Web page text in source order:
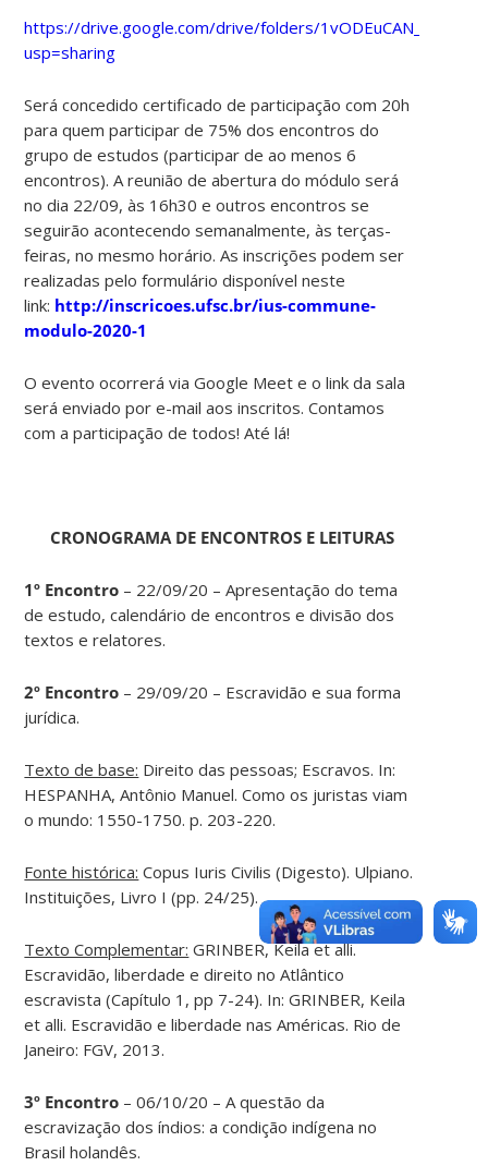
https://drive.google.com/drive/folders/
usp=sharing
Será concedido certificado de participação com 20h
para quem participar de 75% dos encontros do
grupo de estudos (participar de ao menos 6
encontros). A reunião de abertura do módulo será
no dia 22/09, às 16h30 e outros encontros se
seguirão acontecendo semanalmente, às terças-
feiras, no mesmo horário. As inscrições podem ser
realizadas pelo formulário disponível neste
link: http://inscricoes.ufsc.br/ius-commune-
modulo-2020-1
O evento ocorrerá via Google Meet e o link da sala
será enviado por e-mail aos inscritos. Contamos
com a participação de todos! Até lá!
CRONOGRAMA DE ENCONTROS E LEITURAS
1º Encontro – 22/09/20 – Apresentação do tema
de estudo, calendário de encontros e divisão dos
textos e relatores.
2º Encontro – 29/09/20 – Escravidão e sua forma
jurídica.
Texto de base: Direito das pessoas; Escravos. In:
HESPANHA, Antônio Manuel. Como os juristas viam
o mundo: 1550-1750. p. 203-220.
Fonte histórica: Copus Iuris Civilis (Digesto). Ulpiano.
Instituições, Livro I (pp. 24/25).
Texto Complementar: GRINBER, Keila et alli.
Escravidão, liberdade e direito no Atlântico
escravista (Capítulo 1, pp 7-24). In: GRINBER, Keila
et alli. Escravidão e liberdade nas Américas. Rio de
Janeiro: FGV, 2013.
3º Encontro – 06/10/20 – A questão da
escravização dos índios: a condição indígena no
Brasil holandês.